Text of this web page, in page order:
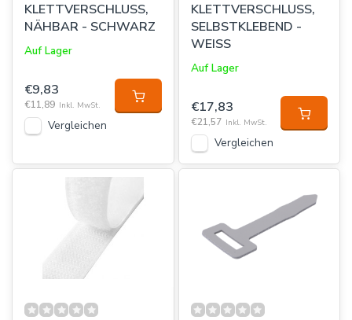
KLETTVERSCHLUSS,
NÄHBAR - SCHWARZ
Auf Lager
€9,83
€11,89 Inkl. MwSt.
Vergleichen
KLETTVERSCHLUSS,
SELBSTKLEBEND -
WEISS
Auf Lager
€17,83
€21,57 Inkl. MwSt.
Vergleichen